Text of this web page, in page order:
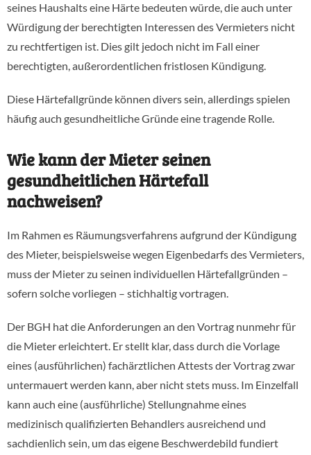
seines Haushalts eine Härte bedeuten würde, die auch unter
Würdigung der berechtigten Interessen des Vermieters nicht
zu rechtfertigen ist. Dies gilt jedoch nicht im Fall einer
berechtigten, außerordentlichen fristlosen Kündigung.
Diese Härtefallgründe können divers sein, allerdings spielen
häufig auch gesundheitliche Gründe eine tragende Rolle.
Wie kann der Mieter seinen
gesundheitlichen Härtefall
nachweisen?
Im Rahmen es Räumungsverfahrens aufgrund der Kündigung
des Mieter, beispielsweise wegen Eigenbedarfs des Vermieters,
muss der Mieter zu seinen individuellen Härtefallgründen –
sofern solche vorliegen – stichhaltig vortragen.
Der BGH hat die Anforderungen an den Vortrag nunmehr für
die Mieter erleichtert. Er stellt klar, dass durch die Vorlage
eines (ausführlichen) fachärztlichen Attests der Vortrag zwar
untermauert werden kann, aber nicht stets muss. Im Einzelfall
kann auch eine (ausführliche) Stellungnahme eines
medizinisch qualifizierten Behandlers ausreichend und
sachdienlich sein, um das eigene Beschwerdebild fundiert